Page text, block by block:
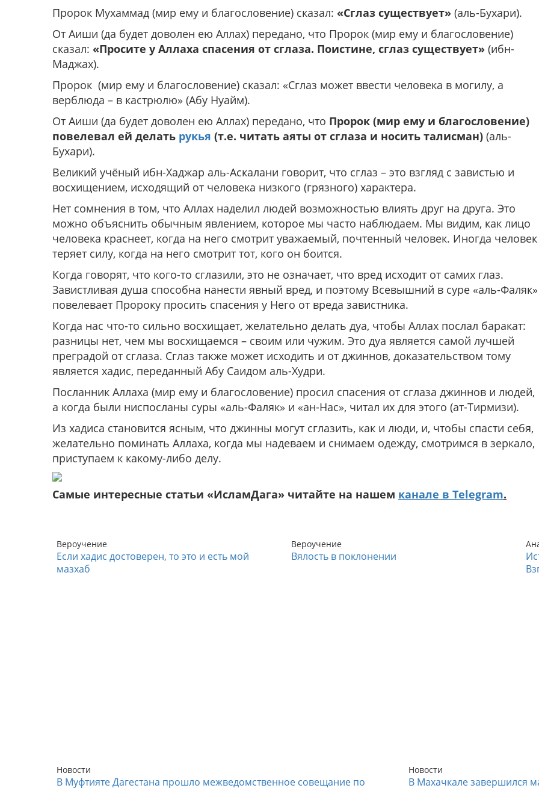
Пророк Мухаммад (мир ему и благословение) сказал: «Сглаз существует» (аль-Бухари).
От Аиши (да будет доволен ею Аллах) передано, что Пророк (мир ему и благословение)
сказал: «Просите у Аллаха спасения от сглаза. Поистине, сглаз существует» (ибн-
Маджах).
Пророк (мир ему и благословение) сказал: «Сглаз может ввести человека в могилу, а
верблюда – в кастрюлю» (Абу Нуайм).
От Аиши (да будет доволен ею Аллах) передано, что Пророк (мир ему и благословение)
повелевал ей делать рукья (т.е. читать аяты от сглаза и носить талисман) (аль-
Бухари).
Великий учёный ибн-Хаджар аль-Аскалани говорит, что сглаз – это взгляд с завистью и
восхищением, исходящий от человека низкого (грязного) характера.
Нет сомнения в том, что Аллах наделил людей возможностью влиять друг на друга. Это
можно объяснить обычным явлением, которое мы часто наблюдаем. Мы видим, как лицо
человека краснеет, когда на него смотрит уважаемый, почтенный человек. Иногда человек
теряет силу, когда на него смотрит тот, кого он боится.
Когда говорят, что кого-то сглазили, это не означает, что вред исходит от самих глаз.
Завистливая душа способна нанести явный вред, и поэтому Всевышний в суре «аль-Фаляк»
повелевает Пророку просить спасения у Него от вреда завистника.
Когда нас что-то сильно восхищает, желательно делать дуа, чтобы Аллах послал баракат:
разницы нет, чем мы восхищаемся – своим или чужим. Это дуа является самой лучшей
преградой от сглаза. Сглаз также может исходить и от джиннов, доказательством тому
является хадис, переданный Абу Саидом аль-Худри.
Посланник Аллаха (мир ему и благословение) просил спасения от сглаза джиннов и людей,
а когда были ниспосланы суры «аль-Фаляк» и «ан-Нас», читал их для этого (ат-Тирмизи).
Из хадиса становится ясным, что джинны могут сглазить, как и люди, и, чтобы спасти себя,
желательно поминать Аллаха, когда мы надеваем и снимаем одежду, смотримся в зеркало,
приступаем к какому-либо делу.
Самые интересные статьи «ИсламДага» читайте на нашем канале в Telegram.
Вероучение
Если хадис достоверен, то это и есть мой
мазхаб
Вероучение
Вялость в поклонении
Новости
В Муфтияте Дагестана прошло межведомственное совещание по
Новости
В Махачкале завершился